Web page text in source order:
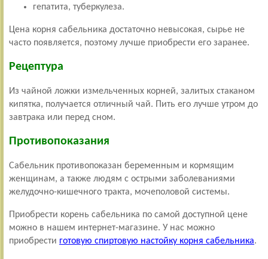
гепатита, туберкулеза.
Цена корня сабельника достаточно невысокая, сырье не
часто появляется, поэтому лучше приобрести его заранее.
Рецептура
Из чайной ложки измельченных корней, залитых стаканом
кипятка, получается отличный чай. Пить его лучше утром до
завтрака или перед сном.
Противопоказания
Сабельник противопоказан беременным и кормящим
женщинам, а также людям с острыми заболеваниями
желудочно-кишечного тракта, мочеполовой системы.
Приобрести корень сабельника по самой доступной цене
можно в нашем интернет-магазине. У нас можно
приобрести готовую спиртовую настойку корня сабельника.